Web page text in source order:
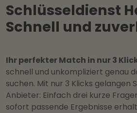
Schlüsseldienst
Schnell und
Ihr perfekter Match in nur 3
schnell und unkompliziert genau
suchen. Mit nur 3 Klicks gelangen
Anbieter: Einfach drei kurze
sofort passende Ergebnisse